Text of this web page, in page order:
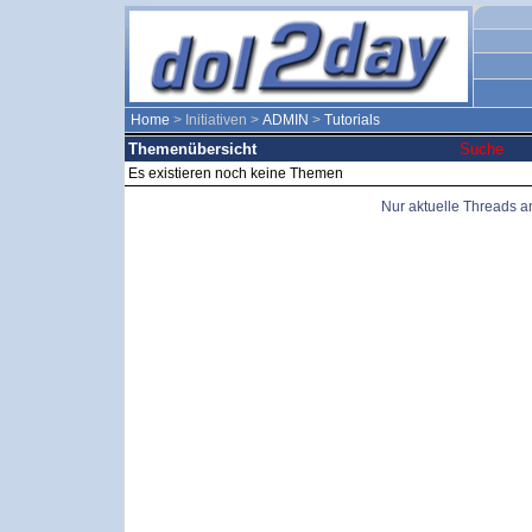
Home > Initiativen > ADMIN > Tutorials
Themenübersicht Suche
Es existieren noch keine Themen
Nur aktuelle Threads